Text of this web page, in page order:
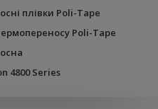
плівки Poli-Tape
Poli-Tape
4800 Series